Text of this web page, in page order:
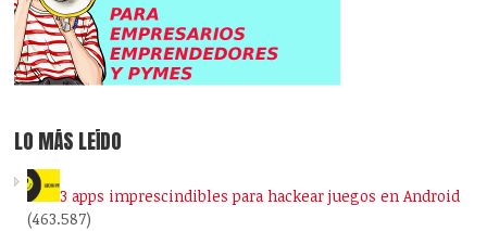
LO MÁS LEÍDO
3 apps imprescindibles para hackear juegos en Android
(463.587)